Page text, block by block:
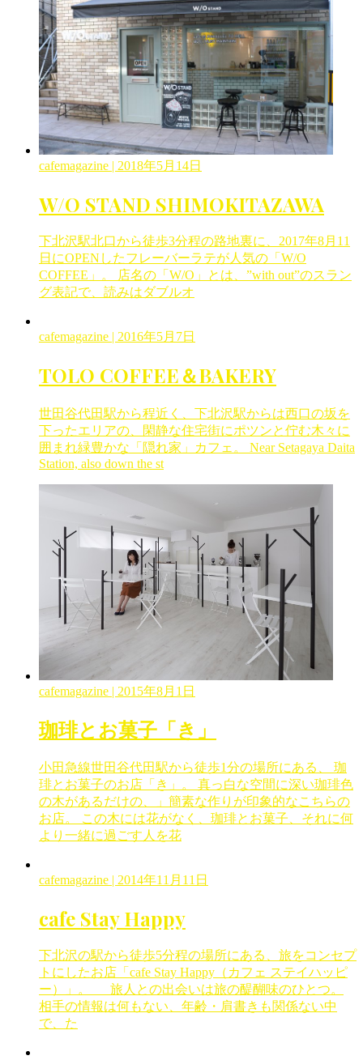
cafemagazine | 2018年5月14日
W/O STAND SHIMOKITAZAWA
下北沢駅北口から徒歩3分程の路地裏に、2017年8月11
日にOPENしたフレーバーラテが人気の「W/O
COFFEE」。 店名の「W/O」とは、”with out”のスラン
グ表記で、読みはダブルオ
cafemagazine | 2016年5月7日
TOLO COFFEE＆BAKERY
世田谷代田駅から程近く、下北沢駅からは西口の坂を
下ったエリアの、閑静な住宅街にポツンと佇む木々に
囲まれ緑豊かな「隠れ家」カフェ。 Near Setagaya Daita
Station, also down the st
cafemagazine | 2015年8月1日
珈琲とお菓子「き」
小田急線世田谷代田駅から徒歩1分の場所にある、 珈
琲とお菓子のお店「き」。 真っ白な空間に深い珈琲色
の木があるだけの、」簡素な作りが印象的なこちらの
お店。 この木には花がなく、珈琲とお菓子、それに何
より一緒に過ごす人を花
cafemagazine | 2014年11月11日
cafe Stay Happy
下北沢の駅から徒歩5分程の場所にある、旅をコンセプ
トにしたお店「cafe Stay Happy（カフェ ステイハッピ
ー）」。 旅人との出会いは旅の醍醐味のひとつ。
相手の情報は何もない、年齢・肩書きも関係ない中
で、た